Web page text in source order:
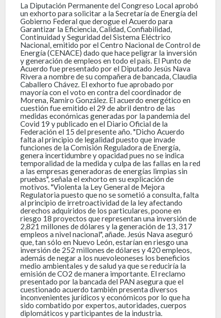
La Diputación Permanente del Congreso Local aprobó
un exhorto para solicitar a la Secretaría de Energía del
Gobierno Federal que derogue el Acuerdo para
Garantizar la Eficiencia, Calidad, Confiabilidad,
Continuidad y Seguridad del Sistema Eléctrico
Nacional, emitido por el Centro Nacional de Control de
Energía (CENACE) dado que hace peligrar la inversión
y generación de empleos en todo el país. El Punto de
Acuerdo fue presentado por el Diputado Jesús Nava
Rivera a nombre de su compañera de bancada, Claudia
Caballero Chávez. El exhorto fue aprobado por
mayoría con el voto en contra del coordinador de
Morena, Ramiro González. El acuerdo energético en
cuestión fue emitido el 29 de abril dentro de las
medidas económicas generadas por la pandemia del
Covid 19 y publicado en el Diario Oficial de la
Federación el 15 del presente año. "Dicho Acuerdo
falta al principio de legalidad puesto que invade
funciones de la Comisión Reguladora de Energía,
genera incertidumbre y opacidad pues no se indica
temporalidad de la medida y culpa de las fallas en la red
a las empresas generadoras de energías limpias sin
pruebas", señala el exhorto en su explicación de
motivos. "Violenta la Ley General de Mejora
Regulatoria puesto que no se sometió a consulta, falta
al principio de irretroactividad de la ley afectando
derechos adquiridos de los particulares, poone en
riesgo 18 proyectos que representan una inversión de
2,821 millones de dólares y la generación de 13, 317
empleos a nivel nacional", añade. Jesús Nava aseguró
que, tan sólo en Nuevo León, estarían en riesgo una
inversión de 252 millones de dólares y 420 empleos,
además de negar a los nuevoleoneses los beneficios
medio ambientales y de salud ya que se reduciría la
emisión de CO2 de manera importante. El reclamo
presentado por la bancada del PAN asegura que el
cuestionado acuerdo también presenta diversos
inconvenientes jurídicos y económicos por lo que ha
sido combatido por expertos, autoridades, cuerpos
diplomáticos y participantes de la industria.